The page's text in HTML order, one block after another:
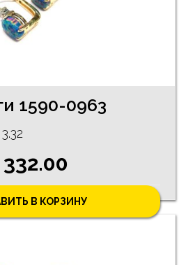
1590-0963
В КОРЗИНУ